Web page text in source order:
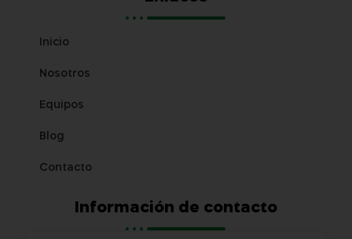
Inicio
Nosotros
Equipos
Blog
Contacto
Información de contacto